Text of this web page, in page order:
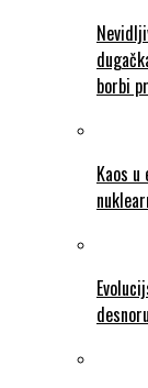
borbi
Kaos